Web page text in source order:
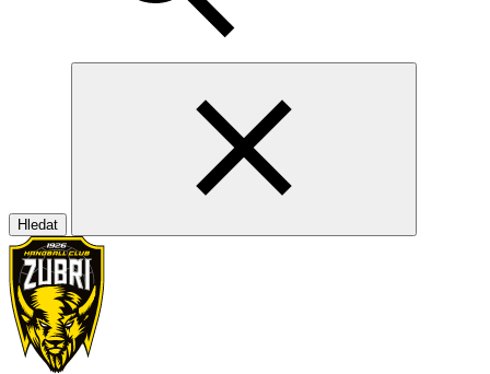
Hledat